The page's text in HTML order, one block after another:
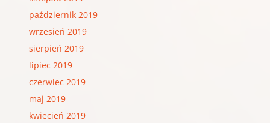
październik 2019
wrzesień 2019
sierpień 2019
lipiec 2019
czerwiec 2019
maj 2019
kwiecień 2019